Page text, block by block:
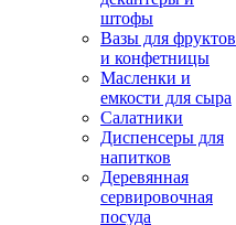
штофы
Вазы для фруктов
и конфетницы
Масленки и
емкости для сыра
Салатники
Диспенсеры для
напитков
Деревянная
сервировочная
посуда